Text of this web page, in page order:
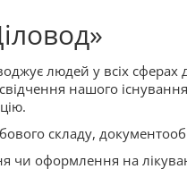
людей у всіх
нашого
складу,
оформлення на